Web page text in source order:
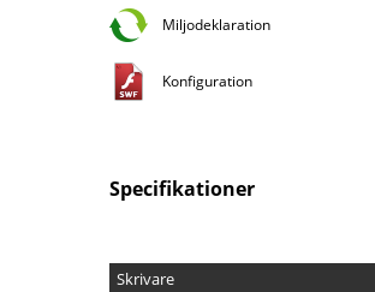
Miljodeklaration
Konfiguration
Specifikationer
Skrivare